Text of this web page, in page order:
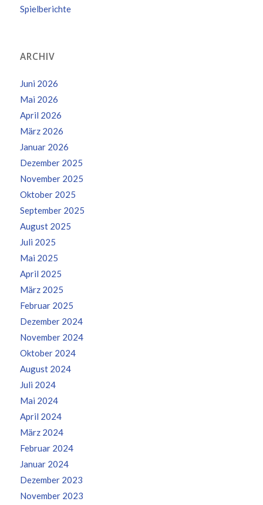
Spielberichte
ARCHIV
Juni 2026
Mai 2026
April 2026
März 2026
Januar 2026
Dezember 2025
November 2025
Oktober 2025
September 2025
August 2025
Juli 2025
Mai 2025
April 2025
März 2025
Februar 2025
Dezember 2024
November 2024
Oktober 2024
August 2024
Juli 2024
Mai 2024
April 2024
März 2024
Februar 2024
Januar 2024
Dezember 2023
November 2023